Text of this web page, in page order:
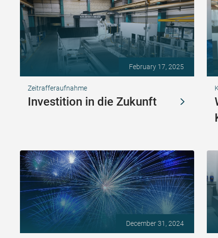
February 17, 2025
Zeitrafferaufnahme
Investition in die Zukunft
December 31, 2024